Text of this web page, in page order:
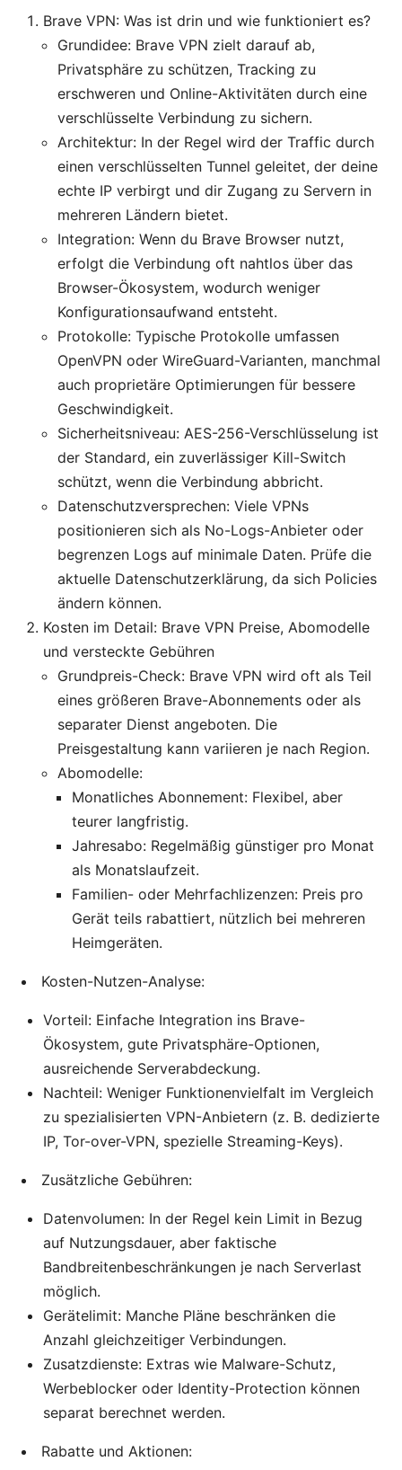
Brave VPN: Was ist drin und wie funktioniert es?
Grundidee: Brave VPN zielt darauf ab,
Privatsphäre zu schützen, Tracking zu
erschweren und Online-Aktivitäten durch eine
verschlüsselte Verbindung zu sichern.
Architektur: In der Regel wird der Traffic durch
einen verschlüsselten Tunnel geleitet, der deine
echte IP verbirgt und dir Zugang zu Servern in
mehreren Ländern bietet.
Integration: Wenn du Brave Browser nutzt,
erfolgt die Verbindung oft nahtlos über das
Browser-Ökosystem, wodurch weniger
Konfigurationsaufwand entsteht.
Protokolle: Typische Protokolle umfassen
OpenVPN oder WireGuard-Varianten, manchmal
auch proprietäre Optimierungen für bessere
Geschwindigkeit.
Sicherheitsniveau: AES-256-Verschlüsselung ist
der Standard, ein zuverlässiger Kill-Switch
schützt, wenn die Verbindung abbricht.
Datenschutzversprechen: Viele VPNs
positionieren sich als No-Logs-Anbieter oder
begrenzen Logs auf minimale Daten. Prüfe die
aktuelle Datenschutzerklärung, da sich Policies
ändern können.
Kosten im Detail: Brave VPN Preise, Abomodelle
und versteckte Gebühren
Grundpreis-Check: Brave VPN wird oft als Teil
eines größeren Brave-Abonnements oder als
separater Dienst angeboten. Die
Preisgestaltung kann variieren je nach Region.
Abomodelle:
Monatliches Abonnement: Flexibel, aber
teurer langfristig.
Jahresabo: Regelmäßig günstiger pro Monat
als Monatslaufzeit.
Familien- oder Mehrfachlizenzen: Preis pro
Gerät teils rabattiert, nützlich bei mehreren
Heimgeräten.
Kosten-Nutzen-Analyse:
Vorteil: Einfache Integration ins Brave-
Ökosystem, gute Privatsphäre-Optionen,
ausreichende Serverabdeckung.
Nachteil: Weniger Funktionenvielfalt im Vergleich
zu spezialisierten VPN-Anbietern (z. B. dedizierte
IP, Tor-over-VPN, spezielle Streaming-Keys).
Zusätzliche Gebühren:
Datenvolumen: In der Regel kein Limit in Bezug
auf Nutzungsdauer, aber faktische
Bandbreitenbeschränkungen je nach Serverlast
möglich.
Gerätelimit: Manche Pläne beschränken die
Anzahl gleichzeitiger Verbindungen.
Zusatzdienste: Extras wie Malware-Schutz,
Werbeblocker oder Identity-Protection können
separat berechnet werden.
Rabatte und Aktionen: